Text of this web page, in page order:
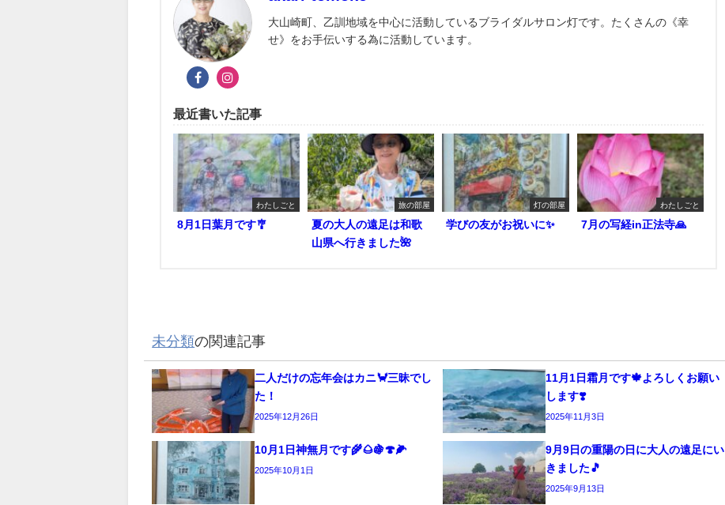
大山崎町、乙訓地域を中心に活動しているブライダルサロン灯です。たくさんの《幸
せ》をお手伝いする為に活動しています。
最近書いた記事
わたしごと
8月1日葉月です🎐
旅の部屋
夏の大人の遠足は和歌
山県へ行きました🌺
灯の部屋
学びの友がお祝いに✨
わたしごと
7月の写経in正法寺🙏
未分類の関連記事
二人だけの忘年会はカニ🦀三昧でし
た！
2025年12月26日
11月1日霜月です🍁よろしくお願い
します❣️
2025年11月3日
10月1日神無月です🌾🌰🍇🍄🌽
2025年10月1日
9月9日の重陽の日に大人の遠足にい
きました🎵
2025年9月13日